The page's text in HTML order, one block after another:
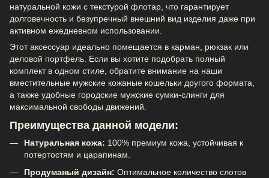
натуральной кожи с текстурой флотар, что гарантирует
долговечность и безупречный внешний вид изделия даже при
активном ежедневном использовании.
Этот аксессуар идеально помещается в карман, рюкзак или
деловой портфель. Если вы хотите подобрать полный
комплект в одном стиле, обратите внимание на наши
вместительные мужские кожаные кошельки другого формата,
а также удобные городские мужские сумки-слинги для
максимальной свободы движений.
Преимущества данной модели:
Натуральная кожа: 100% премиум кожа, устойчивая к
потертостям и царапинам.
Продуманый дизайн: Оптимальное количество слотов